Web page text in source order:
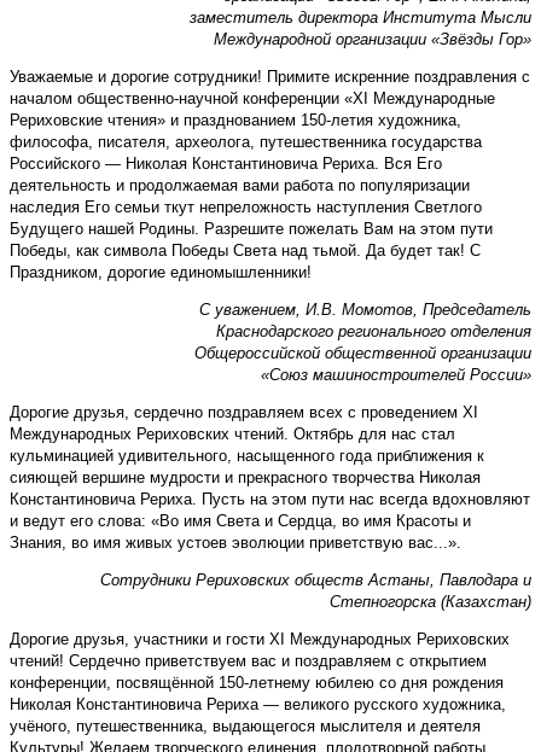
заместитель директора Института Мысли
Международной организации «Звёзды Гор»
Уважаемые и дорогие сотрудники! Примите искренние поздравления с
началом общественно-научной конференции «XI Международные
Рериховские чтения» и празднованием 150-летия художника,
философа, писателя, археолога, путешественника государства
Российского — Николая Константиновича Рериха. Вся Его
деятельность и продолжаемая вами работа по популяризации
наследия Его семьи ткут непреложность наступления Светлого
Будущего нашей Родины. Разрешите пожелать Вам на этом пути
Победы, как символа Победы Света над тьмой. Да будет так! С
Праздником, дорогие единомышленники!
С уважением, И.В. Момотов, Председатель
Краснодарского регионального отделения
Общероссийской общественной организации
«Союз машиностроителей России»
Дорогие друзья, сердечно поздравляем всех с проведением XI
Международных Рериховских чтений. Октябрь для нас стал
кульминацией удивительного, насыщенного года приближения к
сияющей вершине мудрости и прекрасного творчества Николая
Константиновича Рериха. Пусть на этом пути нас всегда вдохновляют
и ведут его слова: «Во имя Света и Сердца, во имя Красоты и
Знания, во имя живых устоев эволюции приветствую вас...».
Сотрудники Рериховских обществ Астаны, Павлодара и
Степногорска (Казахстан)
Дорогие друзья, участники и гости XI Международных Рериховских
чтений! Сердечно приветствуем вас и поздравляем с открытием
конференции, посвящённой 150-летнему юбилею со дня рождения
Николая Константиновича Рериха — великого русского художника,
учёного, путешественника, выдающегося мыслителя и деятеля
Культуры! Желаем творческого единения, плодотворной работы